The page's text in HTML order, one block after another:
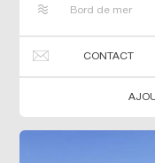
Bord de mer
CONTACT